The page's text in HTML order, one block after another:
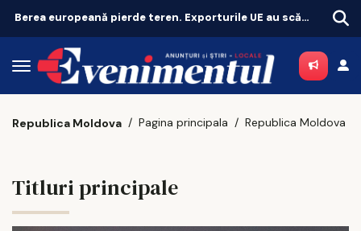
O nouă finală pentru șefia Operei Iași. Au rămas doi candidați
Republica Moldova Pagina principala Republica Moldova
Titluri principale